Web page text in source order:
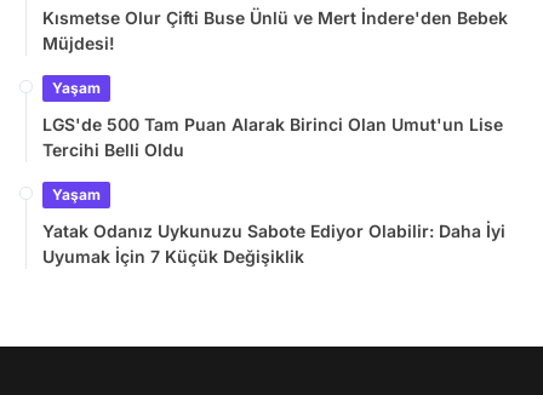
Kısmetse Olur Çifti Buse Ünlü ve Mert İndere'den Bebek
Müjdesi!
Yaşam
LGS'de 500 Tam Puan Alarak Birinci Olan Umut'un Lise
Tercihi Belli Oldu
Yaşam
Yatak Odanız Uykunuzu Sabote Ediyor Olabilir: Daha İyi
Uyumak İçin 7 Küçük Değişiklik